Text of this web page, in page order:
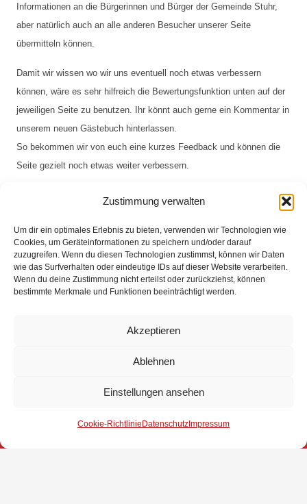
Zustimmung verwalten
Um dir ein optimales Erlebnis zu bieten, verwenden wir Technologien wie
Cookies, um Geräteinformationen zu speichern und/oder darauf
zuzugreifen. Wenn du diesen Technologien zustimmst, können wir Daten
wie das Surfverhalten oder eindeutige IDs auf dieser Website verarbeiten.
Wenn du deine Zustimmung nicht erteilst oder zurückziehst, können
bestimmte Merkmale und Funktionen beeinträchtigt werden.
Akzeptieren
Ablehnen
Einstellungen ansehen
Cookie-Richtlinie Datenschutz Impressum
Informationen an die Bürgerinnen und Bürger der Gemeinde Stuhr,
aber natürlich auch an alle anderen Besucher unserer Seite
übermitteln können.
Damit wir wissen wo wir uns eventuell noch etwas verbessern
können, wäre es sehr hilfreich die Bewertungsfunktion unten auf der
jeweiligen Seite zu benutzen. Ihr könnt auch gerne ein Kommentar in
unserem neuen Gästebuch hinterlassen.
So bekommen wir von euch eine kurzes Feedback und können die
Seite gezielt noch etwas weiter verbessern.
Viel Spaß beim Stöbern auf unserer neuen Internetseite wünscht
euch eure Gemeindefeuerwehr Stuhr!